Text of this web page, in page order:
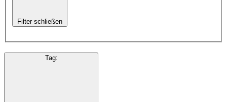
Filter schließen
Tag: